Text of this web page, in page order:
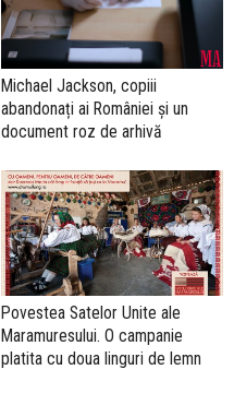
Michael Jackson, copiii
abandonați ai României și un
document roz de arhivă
Povestea Satelor Unite ale
Maramuresului. O campanie
platita cu doua linguri de lemn